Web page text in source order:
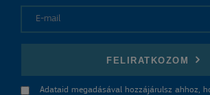
FELIRATKOZOM
Adataid megadásával hozzájárulsz ahhoz,